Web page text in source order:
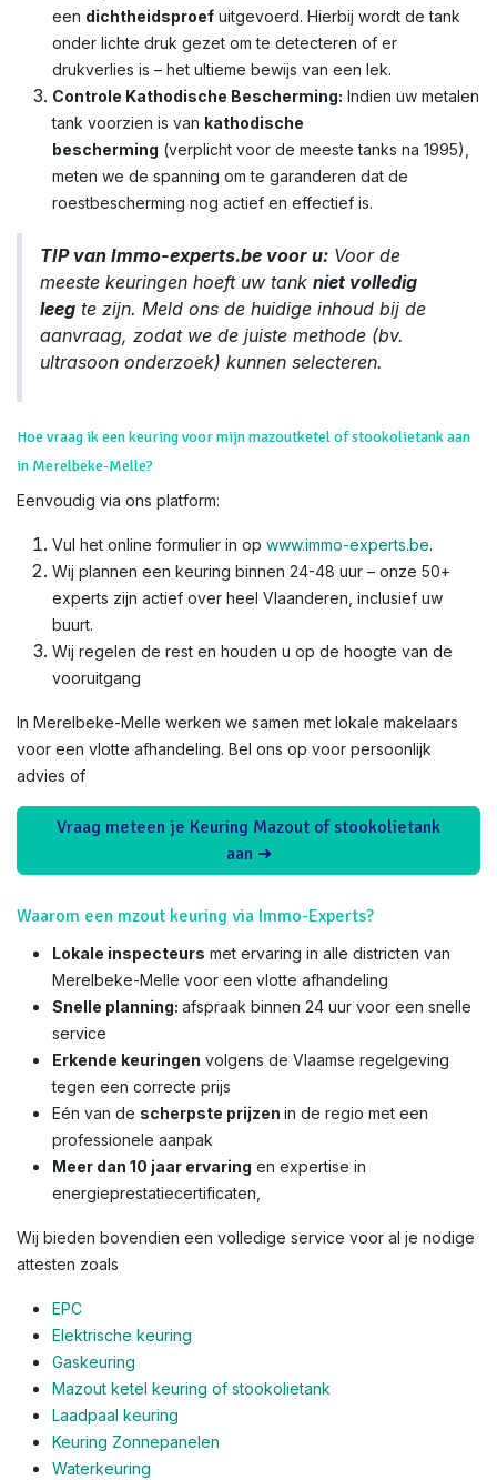
een dichtheidsproef uitgevoerd. Hierbij wordt de tank
onder lichte druk gezet om te detecteren of er
drukverlies is – het ultieme bewijs van een lek.
Controle Kathodische Bescherming: Indien uw metalen
tank voorzien is van kathodische
bescherming (verplicht voor de meeste tanks na 1995),
meten we de spanning om te garanderen dat de
roestbescherming nog actief en effectief is.
TIP van Immo-experts.be voor u: Voor de
meeste keuringen hoeft uw tank niet volledig
leeg te zijn. Meld ons de huidige inhoud bij de
aanvraag, zodat we de juiste methode (bv.
ultrasoon onderzoek) kunnen selecteren.
Hoe vraag ik een keuring voor mijn mazoutketel of stookolietank aan
in Merelbeke-Melle?
Eenvoudig via ons platform:
Vul het online formulier in op www.immo-experts.be.
Wij plannen een keuring binnen 24-48 uur – onze 50+
experts zijn actief over heel Vlaanderen, inclusief uw
buurt.
Wij regelen de rest en houden u op de hoogte van de
vooruitgang
In Merelbeke-Melle werken we samen met lokale makelaars
voor een vlotte afhandeling. Bel ons op voor persoonlijk
advies of
Vraag meteen je Keuring Mazout of stookolietank
aan ➜
Waarom een mzout keuring via Immo-Experts?
Lokale inspecteurs met ervaring in alle districten van
Merelbeke-Melle voor een vlotte afhandeling
Snelle planning: afspraak binnen 24 uur voor een snelle
service
Erkende keuringen volgens de Vlaamse regelgeving
tegen een correcte prijs
Eén van de scherpste prijzen in de regio met een
professionele aanpak
Meer dan 10 jaar ervaring en expertise in
energieprestatiecertificaten,
Wij bieden bovendien een volledige service voor al je nodige
attesten zoals
EPC
Elektrische keuring
Gaskeuring
Mazout ketel keuring of stookolietank
Laadpaal keuring
Keuring Zonnepanelen
Waterkeuring